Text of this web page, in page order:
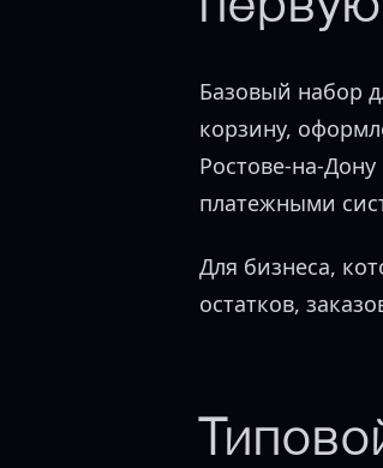
Базовый набор
корзину,
Ростове-на-
платежными
Для бизнеса,
остатков,